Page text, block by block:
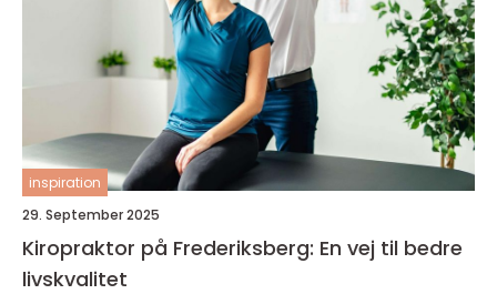
inspiration
29. September 2025
Kiropraktor på Frederiksberg: En vej til bedre
livskvalitet